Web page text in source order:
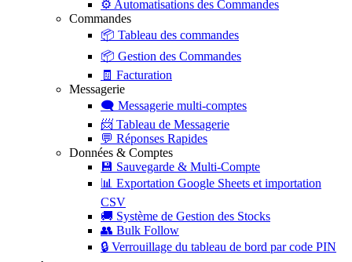
⚙️ Automatisations des Commandes
Commandes
📦 Tableau des commandes
📦 Gestion des Commandes
🧾 Facturation
Messagerie
🗨️ Messagerie multi-comptes
📨 Tableau de Messagerie
💬 Réponses Rapides
Données & Comptes
💾 Sauvegarde & Multi-Compte
📊 Exportation Google Sheets et importation
CSV
🚚 Système de Gestion des Stocks
👥 Bulk Follow
🔒 Verrouillage du tableau de bord par code PIN